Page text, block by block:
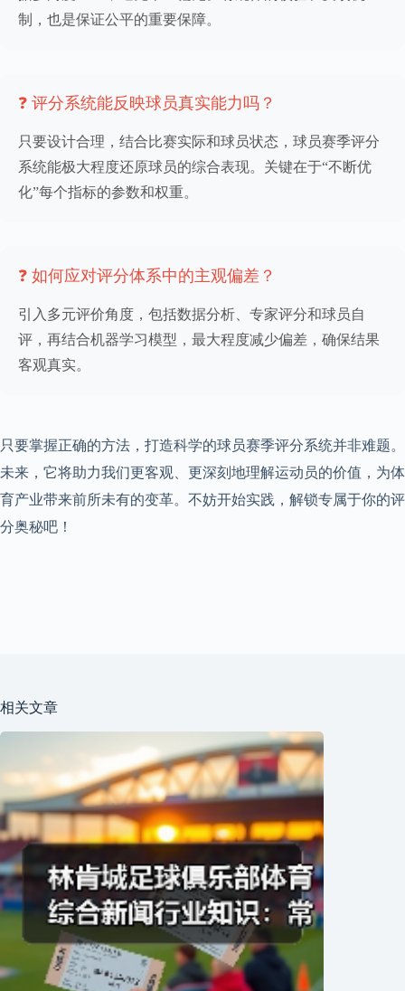
制，也是保证公平的重要保障。
❓ 评分系统能反映球员真实能力吗？
只要设计合理，结合比赛实际和球员状态，球员赛季评分
系统能极大程度还原球员的综合表现。关键在于“不断优
化”每个指标的参数和权重。
❓ 如何应对评分体系中的主观偏差？
引入多元评价角度，包括数据分析、专家评分和球员自
评，再结合机器学习模型，最大程度减少偏差，确保结果
客观真实。
只要掌握正确的方法，打造科学的球员赛季评分系统并非难题。
未来，它将助力我们更客观、更深刻地理解运动员的价值，为体
育产业带来前所未有的变革。不妨开始实践，解锁专属于你的评
分奥秘吧！
相关文章